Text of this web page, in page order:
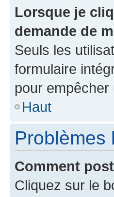
Lorsque je
demande de
Seuls les
formulaire
pour
Haut
Problèmes
Comment
Cliquez sur le